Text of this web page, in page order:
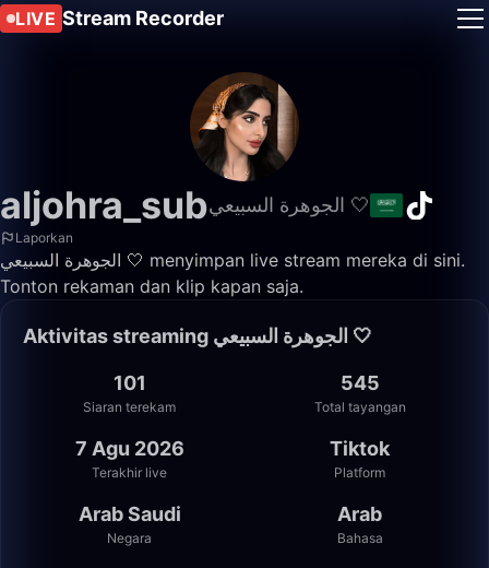
LIVE Stream Recorder
aljohra_sub الجوهرة السبيعي 🤍
Laporkan
الجوهرة السبيعي 🤍 menyimpan live stream mereka di sini.
Tonton rekaman dan klip kapan saja.
Aktivitas streaming الجوهرة السبيعي 🤍
101
Siaran terekam
545
Total tayangan
7 Agu 2026
Terakhir live
Tiktok
Platform
Arab Saudi
Negara
Arab
Bahasa